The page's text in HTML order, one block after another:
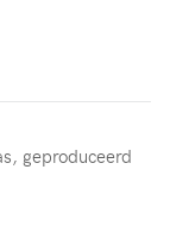
geproduceerd